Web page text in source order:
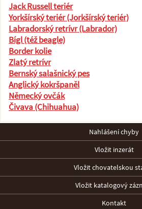
Jack Russell teriér
Yorkšírský teriér (Jorkšírský teriér)
Labradorský retrívr (Labrador)
Bígl (též beagle)
Border kolie
Zlatý retrívr
Bernský salašnický pes
Anglický kokršpaněl
Německý ovčák
Čivava (Chihuahua)
Nahlášení chyby
Vložit inzerát
Vložit chovatelskou
Vložit katalogový
Kontakt